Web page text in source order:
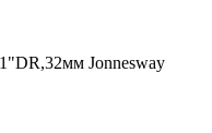
1"DR,32мм Jonnesway